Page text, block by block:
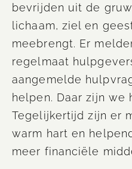
bevrijden uit de
lichaam, ziel en
meebrengt. Er
regelmaat
aangemelde
helpen. Daar zijn we
Tegelijkertijd zijn er
warm hart en
meer financiële